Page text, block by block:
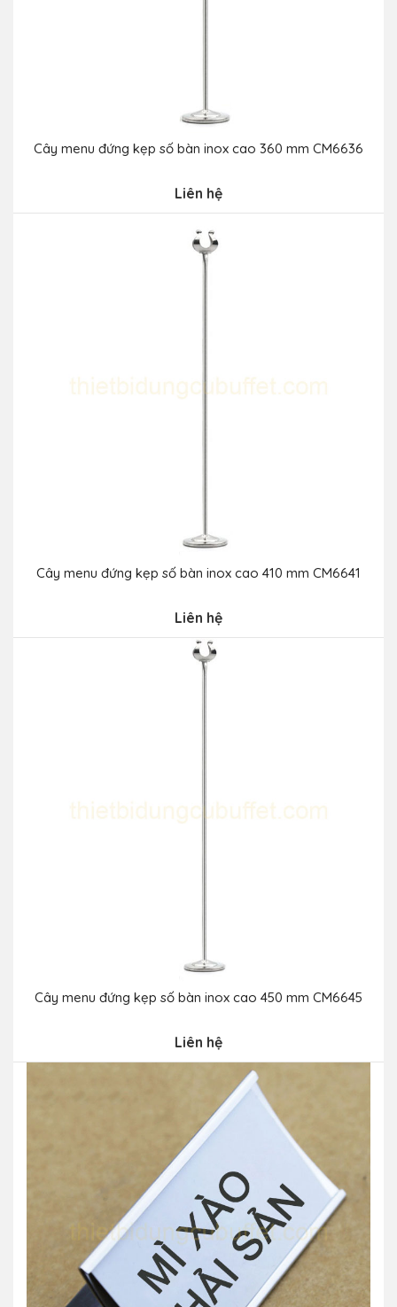
Cây menu đứng kẹp số bàn inox cao 360 mm CM6636
Liên hệ
Cây menu đứng kẹp số bàn inox cao 410 mm CM6641
Liên hệ
Cây menu đứng kẹp số bàn inox cao 450 mm CM6645
Liên hệ